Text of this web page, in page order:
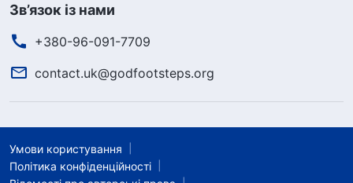
Зв’язок із нами
+380-96-091-7709
contact.uk@godfootsteps.org
Умови користування
Політика конфіденційності